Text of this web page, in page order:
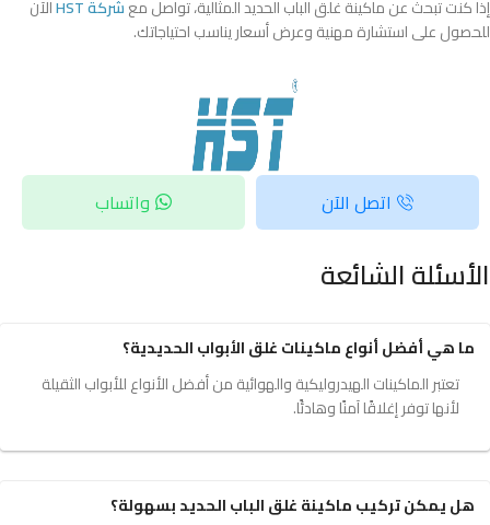
إذا كنت تبحث عن ماكينة غلق الباب الحديد المثالية، تواصل معشركة HST
الآن
للحصول على استشارة مهنية وعرض أسعار يناسب احتياجاتك.
اتصل الآن واتساب
الأسئلة الشائعة
ما هي أفضل أنواع ماكينات غلق الأبواب الحديدية؟
تعتبر الماكينات الهيدروليكية والهوائية من أفضل الأنواع للأبواب الثقيلة
لأنها توفر إغلاقًا آمنًا وهادئًا.
هل يمكن تركيب ماكينة غلق الباب الحديد بسهولة؟